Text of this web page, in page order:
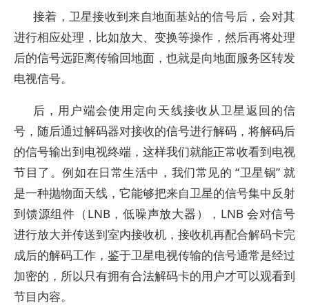
接着，卫星接收到来自地面基站的信号后，会对其
进行相应处理，比如放大、变换等操作，然后再将处理
后的信号远距离传输回地面，也就是向地面服务区转发
电视信号。
后，用户端会使用定向天线接收从卫星返回的信
号，随后通过解码器对接收的信号进行解码，将解码后
的信号输出到电视终端，这样我们就能正常收看到电视
节目了。例如在日常生活中，我们常见的 “卫星锅” 就
是一种抛物面天线，它能够把来自卫星的信号集中反射
到馈源组件（LNB，低噪声放大器），LNB 会对信号
进行放大并传送到室内接收机，接收机再配合解码卡完
成后的解码工作，鉴于卫星电视传输的信号通常是经过
加密的，所以只有拥有合法解码卡的用户才可以观看到
节目内容。